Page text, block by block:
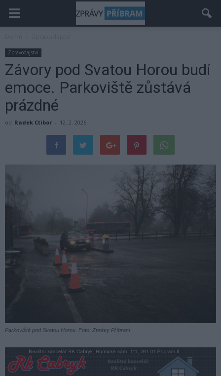
Zpravodajství
Závory pod Svatou Horou budí
emoce. Parkoviště zůstává
prázdné
od Radek Ctibor - 12. 2. 2026
Parkoviště pod Svatou Horou. Foto: Zprávy Příbram